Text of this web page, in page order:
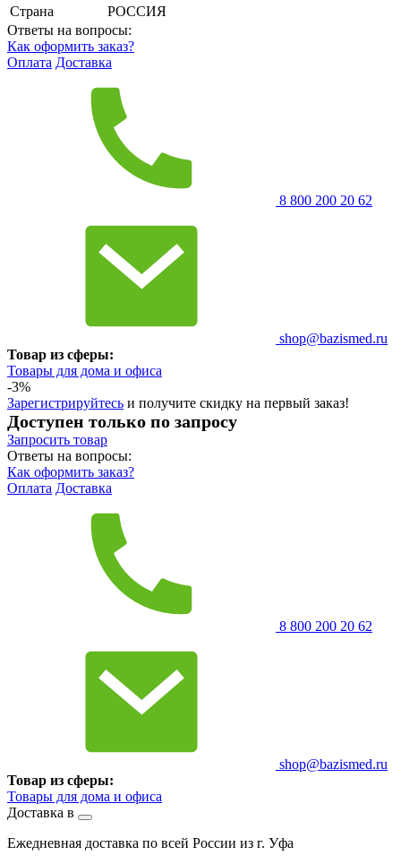
Страна
РОССИЯ
Ответы на вопросы:
Как оформить заказ?
Оплата Доставка
8 800 200 20 62
shop@bazismed.ru
Товар из сферы:
Товары для дома и офиса
-3%
Зарегистрируйтесь и получите скидку на первый заказ!
Доступен только по запросу
Запросить товар
Ответы на вопросы:
Как оформить заказ?
Оплата Доставка
8 800 200 20 62
shop@bazismed.ru
Товар из сферы:
Товары для дома и офиса
Доставка в
Ежедневная доставка по всей России из г. Уфа